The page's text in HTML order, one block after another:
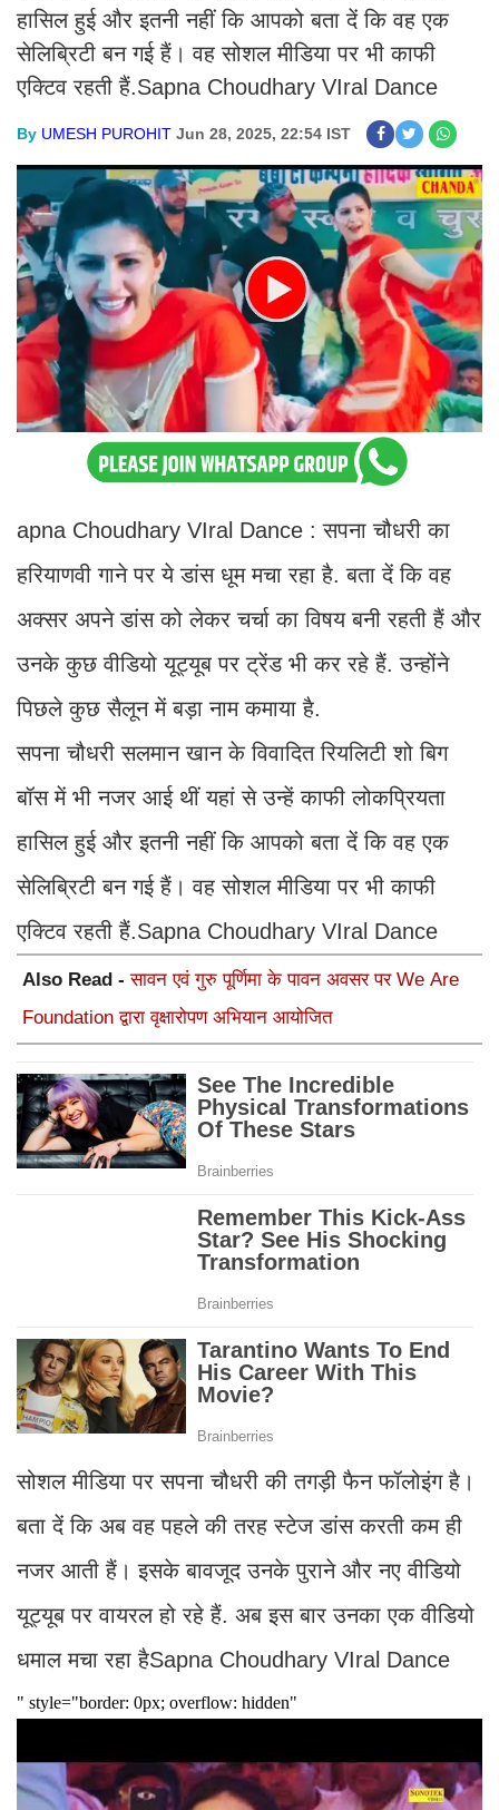
हासिल हुई और इतनी नहीं कि आपको बता दें कि वह एक
सेलिब्रिटी बन गई हैं। वह सोशल मीडिया पर भी काफी
एक्टिव रहती हैं.Sapna Choudhary VIral Dance
By UMESH PUROHIT Jun 28, 2025, 22:54 IST
apna Choudhary VIral Dance : सपना चौधरी का
हरियाणवी गाने पर ये डांस धूम मचा रहा है. बता दें कि वह
अक्सर अपने डांस को लेकर चर्चा का विषय बनी रहती हैं और
उनके कुछ वीडियो यूट्यूब पर ट्रेंड भी कर रहे हैं. उन्होंने
पिछले कुछ सैलून में बड़ा नाम कमाया है.
सपना चौधरी सलमान खान के विवादित रियलिटी शो बिग
बॉस में भी नजर आई थीं यहां से उन्हें काफी लोकप्रियता
हासिल हुई और इतनी नहीं कि आपको बता दें कि वह एक
सेलिब्रिटी बन गई हैं। वह सोशल मीडिया पर भी काफी
एक्टिव रहती हैं.Sapna Choudhary VIral Dance
Also Read -सावन एवं गुरु पूर्णिमा के पावन अवसर पर We Are
Foundation द्वारा वृक्षारोपण अभियान आयोजित
सोशल मीडिया पर सपना चौधरी की तगड़ी फैन फॉलोइंग है।
बता दें कि अब वह पहले की तरह स्टेज डांस करती कम ही
नजर आती हैं। इसके बावजूद उनके पुराने और नए वीडियो
यूट्यूब पर वायरल हो रहे हैं. अब इस बार उनका एक वीडियो
धमाल मचा रहा हैSapna Choudhary VIral Dance